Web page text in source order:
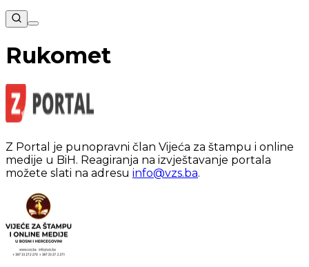
Rukomet
Z Portal je punopravni član Vijeća za štampu i online
medije u BiH. Reagiranja na izvještavanje portala
možete slati na adresu info@vzs.ba.